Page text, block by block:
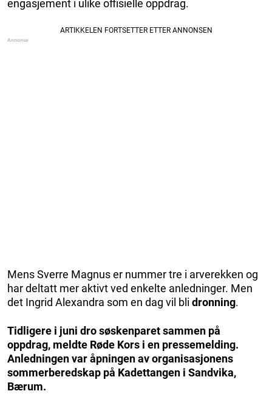
engasjement i ulike offisielle oppdrag.
Mens Sverre Magnus er nummer tre i arverekken og
har deltatt mer aktivt ved enkelte anledninger. Men
det Ingrid Alexandra som en dag vil bli dronning.
Tidligere i juni dro søskenparet sammen på
oppdrag, meldte Røde Kors i en pressemelding.
Anledningen var åpningen av organisasjonens
sommerberedskap på Kadettangen i Sandvika,
Bærum.